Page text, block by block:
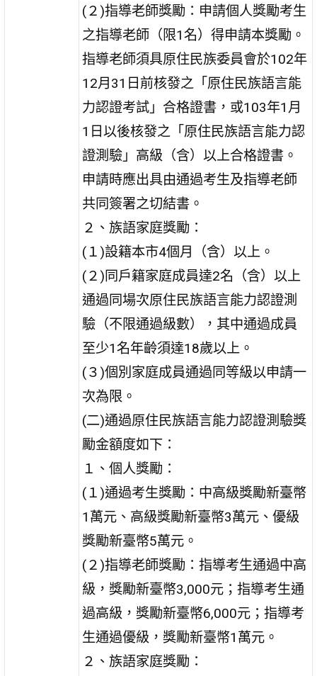
(２)指導老師獎勵：申請個人獎勵考生
之指導老師（限1名）得申請本獎勵。
指導老師須具原住民族委員會於102年
12月31日前核發之「原住民族語言能
力認證考試」合格證書，或103年1月
1日以後核發之「原住民族語言能力認
證測驗」高級（含）以上合格證書。
申請時應出具由通過考生及指導老師
共同簽署之切結書。
２、族語家庭獎勵：
(１)設籍本市4個月（含）以上。
(２)同戶籍家庭成員達2名（含）以上
通過同場次原住民族語言能力認證測
驗（不限通過級數），其中通過成員
至少1名年齡須達18歲以上。
(３)個別家庭成員通過同等級以申請一
次為限。
(二)通過原住民族語言能力認證測驗獎
勵金額度如下：
１、個人獎勵：
(１)通過考生獎勵：中高級獎勵新臺幣
1萬元、高級獎勵新臺幣3萬元、優級
獎勵新臺幣5萬元。
(２)指導老師獎勵：指導考生通過中高
級，獎勵新臺幣3,000元；指導考生通
過高級，獎勵新臺幣6,000元；指導考
生通過優級，獎勵新臺幣1萬元。
２、族語家庭獎勵：